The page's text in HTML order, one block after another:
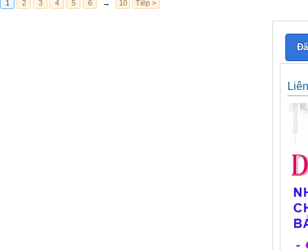
1 2 3 4 5 6 → 10 Tiếp >